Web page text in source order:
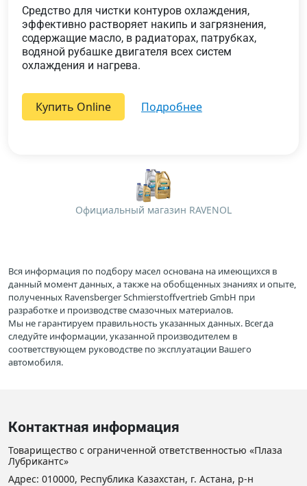
Средство для чистки контуров охлаждения,
эффективно растворяет накипь и загрязнения,
содержащие масло, в радиаторах, патрубках,
водяной рубашке двигателя всех систем
охлаждения и нагрева.
Купить Online подробнее
Официальный магазин RAVENOL
Вся информация по подбору масел основана на имеющихся в
данный момент данных, а также на обобщенных знаниях и опыте,
полученных Ravensberger Schmierstoffvertrieb GmbH при
разработке и производстве смазочных материалов.
Мы не гарантируем правильность указанных данных. Всегда
следуйте информации, указанной производителем в
соответствующем руководстве по эксплуатации Вашего
автомобиля.
Контактная информация
Товарищество с ограниченной ответственностью «Плаза
Лубрикантс»
Адрес: 010000, Республика Казахстан, г. Астана, р-н